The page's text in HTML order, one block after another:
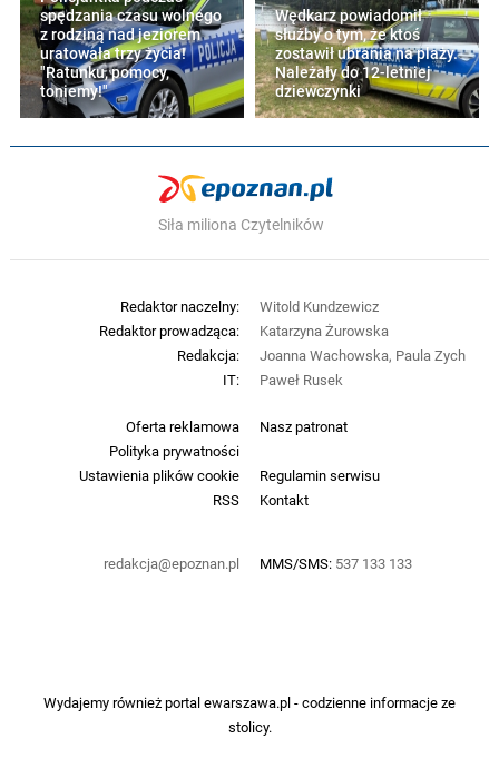
spędzania czasu wolnego
z rodziną nad jeziorem
uratowała trzy życia!
"Ratunku, pomocy,
toniemy!"
Wędkarz powiadomił
służby o tym, że ktoś
zostawił ubrania na plaży.
Należały do 12-letniej
dziewczynki
Siła miliona Czytelników
Oferta reklamowa
Nasz patronat
Polityka prywatności
Ustawienia plików cookie
Regulamin serwisu
RSS
Kontakt
redakcja@epoznan.pl MMS/SMS: 537 133 133
Redaktor naczelny:
Witold Kundzewicz
Redaktor prowadząca:
Katarzyna Żurowska
Redakcja:
Joanna Wachowska, Paula Zych
IT:
Paweł Rusek
Wydajemy również portalewarszawa.pl- codzienne informacje ze
stolicy.